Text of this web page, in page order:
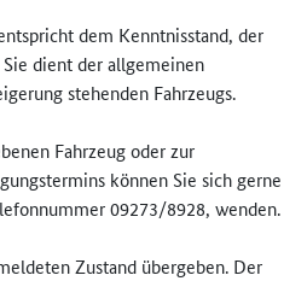
dem Kenntnisstand, der
dient der allgemeinen
stehenden Fahrzeugs.
Fahrzeug oder zur
können Sie sich gerne
09273/8928, wenden.
Zustand übergeben. Der